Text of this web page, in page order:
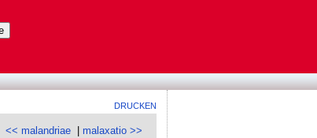
DRUCKEN
<< malandriae |malaxatio >>